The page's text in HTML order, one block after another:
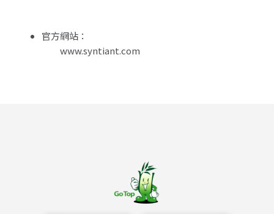
官方網站：
www.syntiant.com